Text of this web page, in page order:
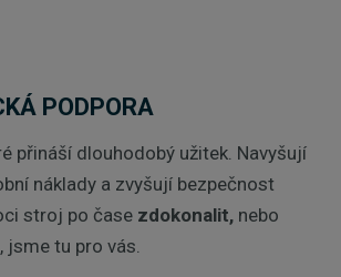
PODPORA
přináší dlouhodobý užitek. Navyšují
náklady a zvyšují bezpečnost
stroj po čase zdokonalit, nebo
, jsme tu pro vás.